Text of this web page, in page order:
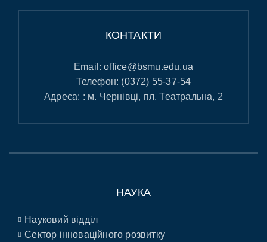
КОНТАКТИ
Email:office@bsmu.edu.ua
Телефон: (0372) 55-37-54
Адреса: : м. Чернівці, пл. Театральна, 2
НАУКА
Науковий відділ
Сектор інноваційного розвитку